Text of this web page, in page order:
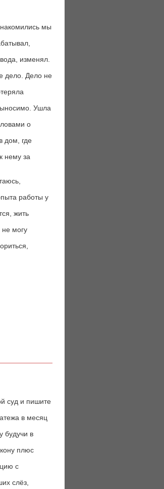
мы
изменял.
дело. Дело не
Ушла
о
дом, где
нему за
работы у
жить
могу
суд и пишите
в месяц
будучи в
плюс
с
слёз,